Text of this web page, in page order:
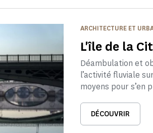
L'île de la
ARCHITECTURE ET
Déambulation et
l’activité fluviale
moyens pour s’en
DÉCOUVRIR